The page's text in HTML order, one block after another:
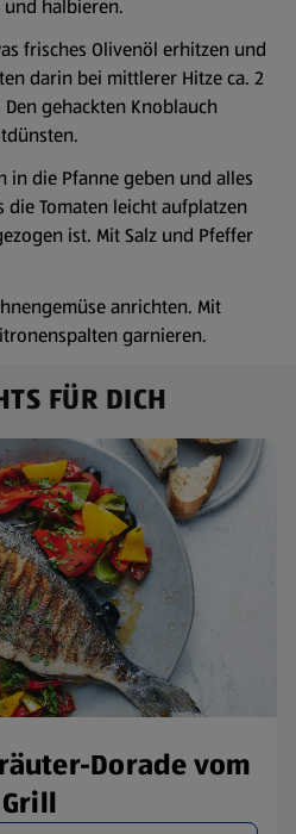
halbieren.
frisches Olivenöl erhitzen und
darin bei mittlerer Hitze ca. 2
gehackten Knoblauch
in die Pfanne geben und alles
die Tomaten leicht aufplatzen
ist. Mit Salz und Pfeffer
anrichten. Mit
garnieren.
FÜR DICH
Dorade vom
Grill